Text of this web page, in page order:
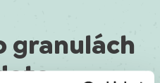
granulách